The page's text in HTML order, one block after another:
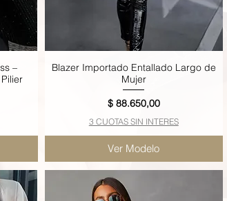
–
Vista rápida
Blazer Importado Entallado Largo de
Mujer
Precio
$ 88.650,00
3 CUOTAS SIN INTERES
Ver Modelo